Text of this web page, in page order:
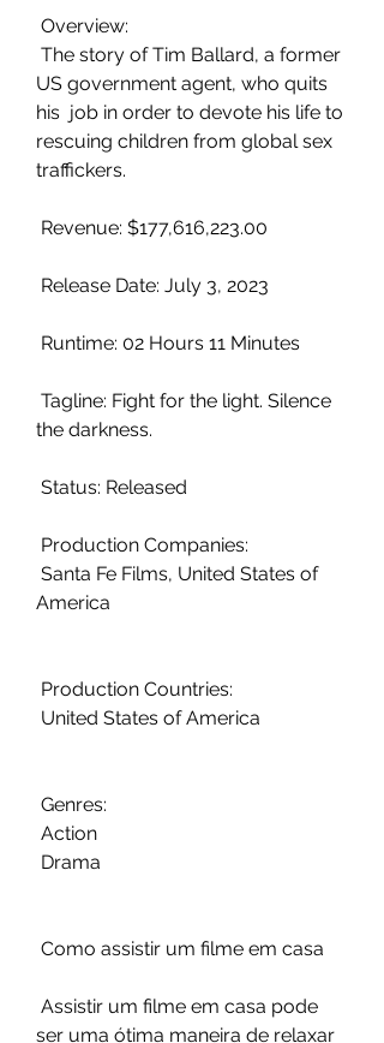
Overview:
US government agent, who quits
his  job in order to devote his life to
rescuing children from global sex
traffickers.
Revenue: $177,616,223.00
Release Date: July 3, 2023
Runtime: 02 Hours 11 Minutes
the darkness.
Status: Released
Production Companies:
America
Production Countries:
United States of America
Genres:
Action
Drama
Como assistir um filme em casa
ser uma ótima maneira de relaxar